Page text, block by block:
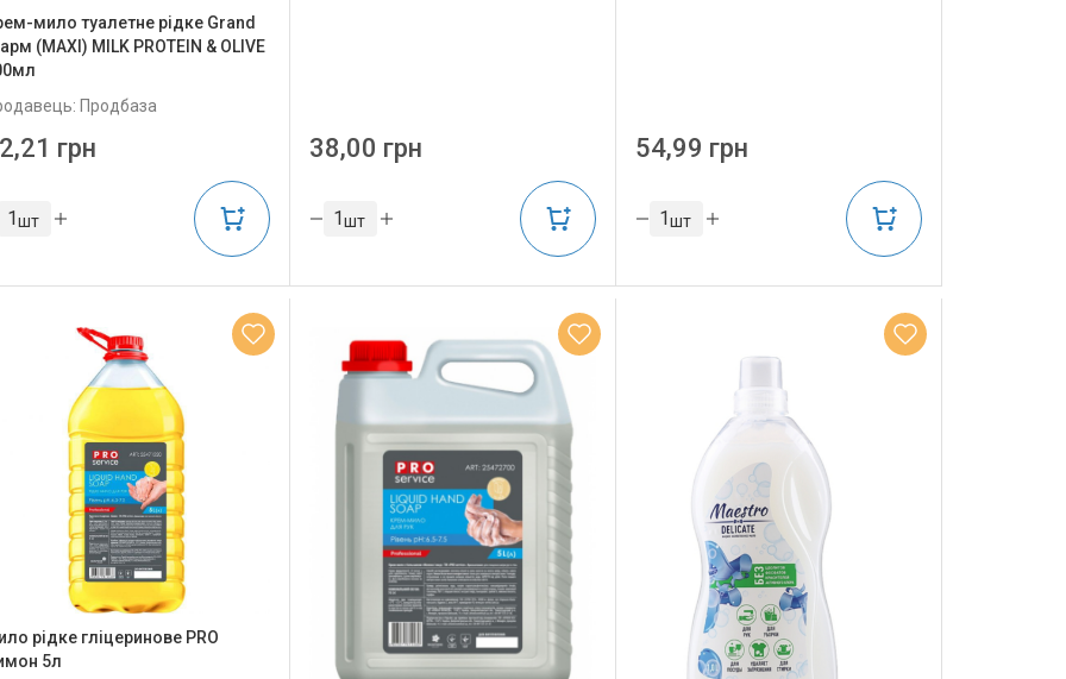
мило туалетне рідке Grand
(MAXI) MILK PROTEIN & OLIVE
Продбаза
грн
шт
38,00 грн
шт
54,99 грн
шт
рідке гліцеринове PRO
5л